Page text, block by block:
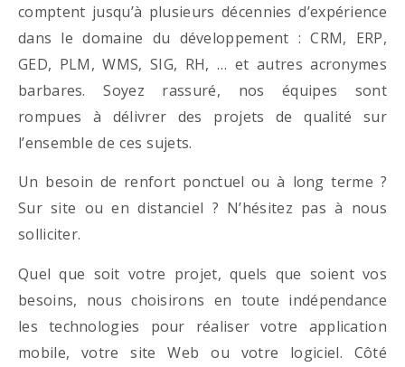
comptent jusqu’à plusieurs décennies d’expérience
dans le domaine du développement : CRM, ERP,
GED, PLM, WMS, SIG, RH, … et autres acronymes
barbares. Soyez rassuré, nos équipes sont
rompues à délivrer des projets de qualité sur
l’ensemble de ces sujets.
Un besoin de renfort ponctuel ou à long terme ?
Sur site ou en distanciel ? N’hésitez pas à nous
solliciter.
Quel que soit votre projet, quels que soient vos
besoins, nous choisirons en toute indépendance
les technologies pour réaliser votre application
mobile, votre site Web ou votre logiciel. Côté